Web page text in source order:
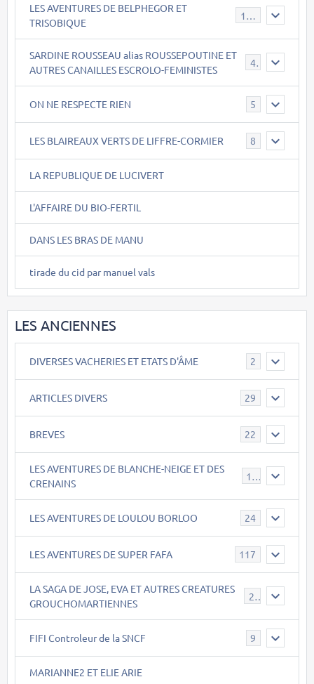
LES AVENTURES DE BELPHEGOR ET
TRISOBIQUE
147
SARDINE ROUSSEAU alias ROUSSEPOUTINE ET
AUTRES CANAILLES ESCROLO-FEMINISTES
40
ON NE RESPECTE RIEN 5
LES BLAIREAUX VERTS DE LIFFRE-CORMIER 8
LA REPUBLIQUE DE LUCIVERT
L'AFFAIRE DU BIO-FERTIL
DANS LES BRAS DE MANU
tirade du cid par manuel vals
LES ANCIENNES
DIVERSES VACHERIES ET ETATS D'ÂME 2
ARTICLES DIVERS 29
BREVES 22
LES AVENTURES DE BLANCHE-NEIGE ET DES
CRENAINS
17
LES AVENTURES DE LOULOU BORLOO 24
LES AVENTURES DE SUPER FAFA 117
LA SAGA DE JOSE, EVA ET AUTRES CREATURES
GROUCHOMARTIENNES
26
FIFI Controleur de la SNCF 9
MARIANNE2 ET ELIE ARIE